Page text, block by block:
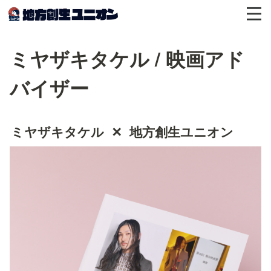
ミヤザキタケル / 映画アド
バイザー
ミヤザキタケル  ✕  地方創生ユニオン